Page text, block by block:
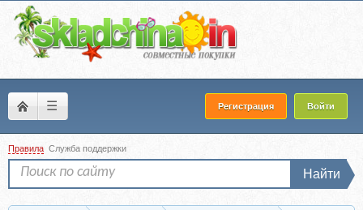
☰ Регистрация Войти
Правила Служба поддержки
Найти